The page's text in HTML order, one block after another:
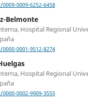
0009-6252-6458
Belmonte
Hospital Regional
0001-9512-8274
Hospital Regional
0002-9909-3555